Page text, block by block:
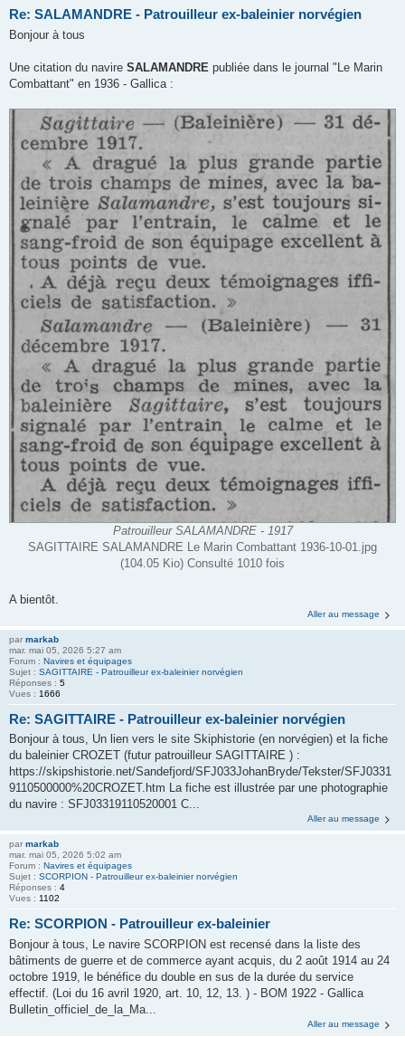
Re: SALAMANDRE - Patrouilleur ex-baleinier norvégien
Bonjour à tous
Une citation du navire SALAMANDRE publiée dans le journal "Le Marin
Combattant" en 1936 - Gallica :
Patrouilleur SALAMANDRE - 1917
SAGITTAIRE SALAMANDRE Le Marin Combattant 1936-10-01.jpg
(104.05 Kio) Consulté 1010 fois
A bientôt.
Aller au message
par markab
mar. mai 05, 2026 5:27 am
Forum : Navires et équipages
Sujet : SAGITTAIRE - Patrouilleur ex-baleinier norvégien
Réponses : 5
Vues : 1666
Re: SAGITTAIRE - Patrouilleur ex-baleinier norvégien
Bonjour à tous, Un lien vers le site Skiphistorie (en norvégien) et la fiche
du baleinier CROZET (futur patrouilleur SAGITTAIRE ) :
https://skipshistorie.net/Sandefjord/SFJ033JohanBryde/Tekster/SFJ0331
9110500000%20CROZET.htm La fiche est illustrée par une photographie
du navire : SFJ03319110520001 C...
Aller au message
par markab
mar. mai 05, 2026 5:02 am
Forum : Navires et équipages
Sujet : SCORPION - Patrouilleur ex-baleinier norvégien
Réponses : 4
Vues : 1102
Re: SCORPION - Patrouilleur ex-baleinier
Bonjour à tous, Le navire SCORPION est recensé dans la liste des
bâtiments de guerre et de commerce ayant acquis, du 2 août 1914 au 24
octobre 1919, le bénéfice du double en sus de la durée du service
effectif. (Loi du 16 avril 1920, art. 10, 12, 13. ) - BOM 1922 - Gallica
Bulletin_officiel_de_la_Ma...
Aller au message